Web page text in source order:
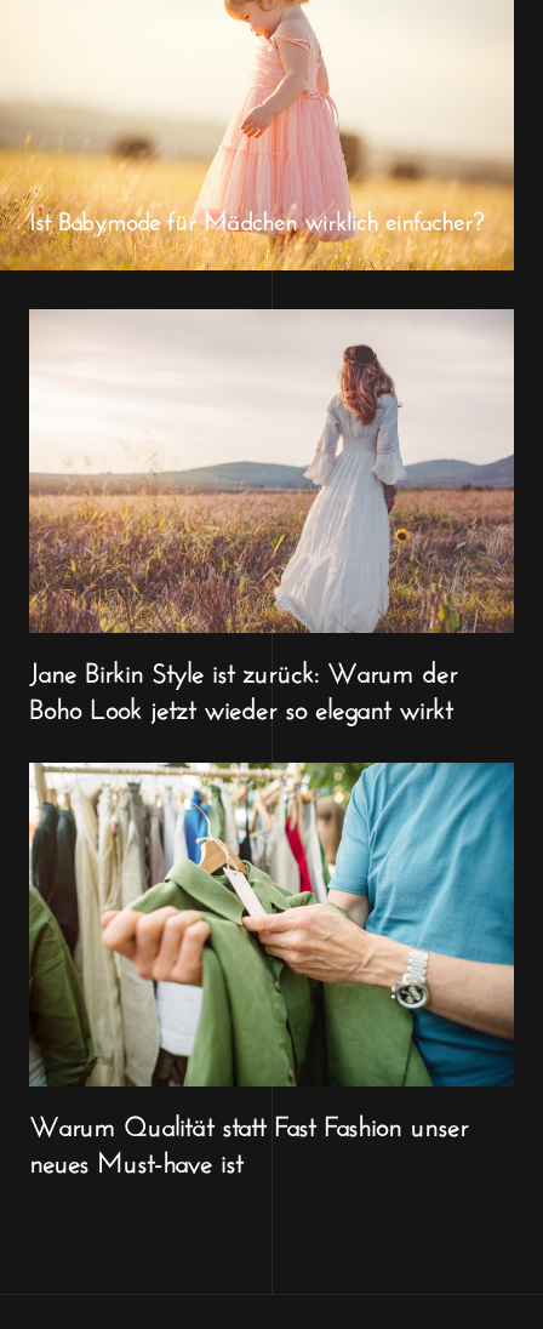
Ist Babymode für Mädchen wirklich einfacher?
Jane Birkin Style ist zurück: Warum der
Boho Look jetzt wieder so elegant wirkt
Warum Qualität statt Fast Fashion unser
neues Must-have ist